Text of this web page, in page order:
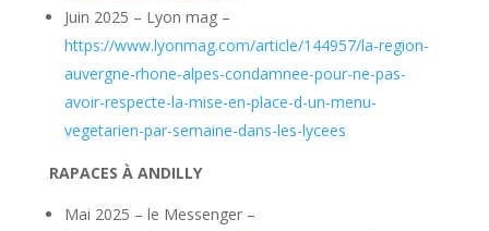
Juin 2025 – Lyon mag –
https://www.lyonmag.com/article/144957/la-region-
auvergne-rhone-alpes-condamnee-pour-ne-pas-
avoir-respecte-la-mise-en-place-d-un-menu-
vegetarien-par-semaine-dans-les-lycees
RAPACES À ANDILLY
Mai 2025 – le Messenger –